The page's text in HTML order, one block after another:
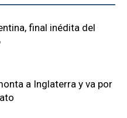
final inédita del
a Inglaterra y va por